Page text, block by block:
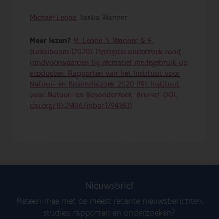
Michael Leone, Saskia Wanner
Meer lezen? M. Leone, S. Wanner & F.
Turkelboom (2020). Perceptie-onderzoek rond
randvoorwaarden bij recreatief medegebruik op
ecoducten. Rapporten van het Instituut voor
Natuur- en Bosonderzoek 2020 (19). Instituut
voor Natuur- en Bosonderzoek, Brussel. DOI:
doi.org/10.21436/inbor.17941801
Nieuwsbrief
Meteen mee met de meest recente nieuwsberichten,
studies, rapporten en onderzoeken?